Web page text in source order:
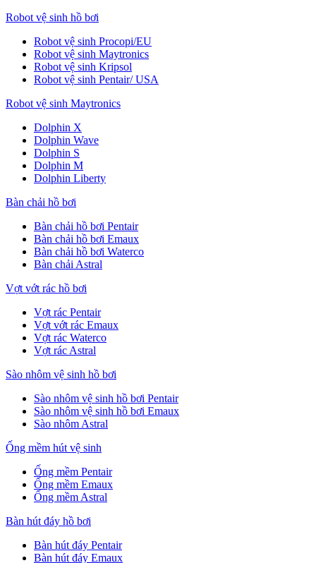
Robot vệ sinh hồ bơi
Robot vệ sinh Procopi/EU
Robot vệ sinh Maytronics
Robot vệ sinh Kripsol
Robot vệ sinh Pentair/ USA
Robot vệ sinh Maytronics
Dolphin X
Dolphin Wave
Dolphin S
Dolphin M
Dolphin Liberty
Bàn chải hồ bơi
Bàn chải hồ bơi Pentair
Bàn chải hồ bơi Emaux
Bàn chải hồ bơi Waterco
Bàn chải Astral
Vợt vớt rác hồ bơi
Vợt rác Pentair
Vợt vớt rác Emaux
Vợt rác Waterco
Vợt rác Astral
Sào nhôm vệ sinh hồ bơi
Sào nhôm vệ sinh hồ bơi Pentair
Sào nhôm vệ sinh hồ bơi Emaux
Sào nhôm Astral
Ống mềm hút vệ sinh
Ống mềm Pentair
Ống mềm Emaux
Ống mềm Astral
Bàn hút đáy hồ bơi
Bàn hút đáy Pentair
Bàn hút đáy Emaux